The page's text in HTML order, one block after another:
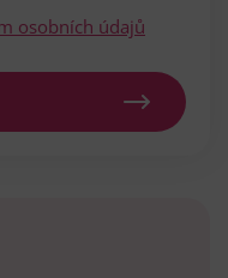
osobních údajů